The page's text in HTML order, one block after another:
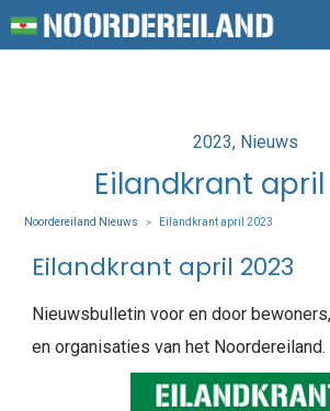
Posted
2023 Nieuws
Eilandkrant april
Noordereiland Nieuws > Eilandkrant april 2023
Eilandkrant april 2023
Nieuwsbulletin voor en door
en organisaties van het Noordereiland.